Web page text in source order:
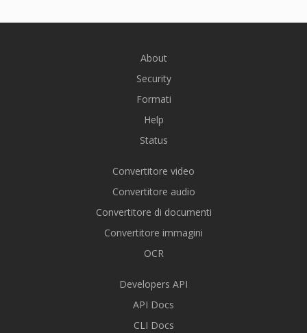
About
Security
Formati
Help
Status
Convertitore video
Convertitore audio
Convertitore di documenti
Convertitore immagini
OCR
Developers API
API Docs
CLI Docs